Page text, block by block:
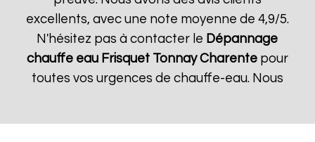
excellents, avec une note moyenne de 4,9/5.
N'hésitez pas à contacter le Dépannage
chauffe eau Frisquet Tonnay Charentepour
toutes vos urgences de chauffe-eau. Nous